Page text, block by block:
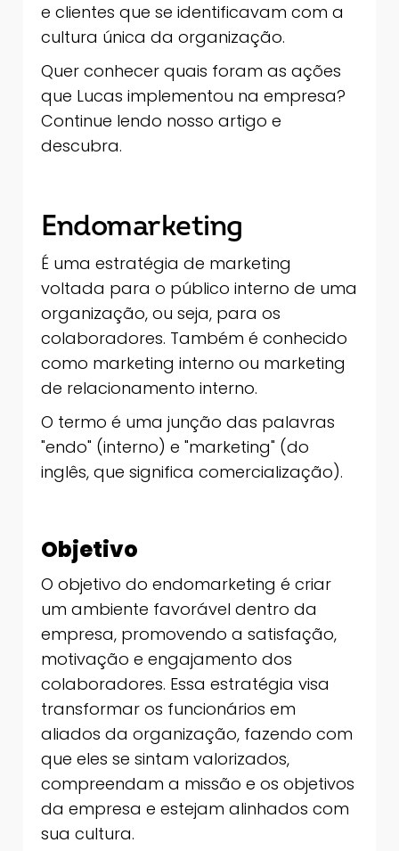
e clientes que se identificavam com a
cultura única da organização.
Quer conhecer quais foram as ações
que Lucas implementou na empresa?
Continue lendo nosso artigo e
descubra.
Endomarketing
É uma estratégia de marketing
voltada para o público interno de uma
organização, ou seja, para os
colaboradores. Também é conhecido
como marketing interno ou marketing
de relacionamento interno.
O termo é uma junção das palavras
"endo" (interno) e "marketing" (do
inglês, que significa comercialização).
Objetivo
O objetivo do endomarketing é criar
um ambiente favorável dentro da
empresa, promovendo a satisfação,
motivação e engajamento dos
colaboradores. Essa estratégia visa
transformar os funcionários em
aliados da organização, fazendo com
que eles se sintam valorizados,
compreendam a missão e os objetivos
da empresa e estejam alinhados com
sua cultura.